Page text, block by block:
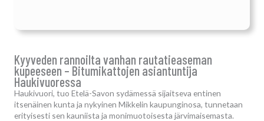
Kyyveden rannoilta vanhan rautatieaseman
kupeeseen – Bitumikattojen asiantuntija
Haukivuoressa
Haukivuori, tuo Etelä-Savon sydämessä sijaitseva entinen
itsenäinen kunta ja nykyinen Mikkelin kaupunginosa, tunnetaan
erityisesti sen kauniista ja monimuotoisesta järvimaisemasta.